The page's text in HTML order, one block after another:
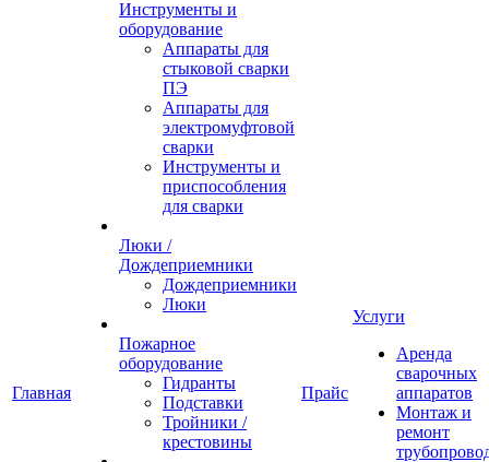
Главная
Инструменты и
оборудование
Аппараты для
стыковой сварки
ПЭ
Аппараты для
электромуфтовой
сварки
Инструменты и
приспособления
для сварки
Люки /
Дождеприемники
Дождеприемники
Люки
Пожарное
оборудование
Гидранты
Подставки
Тройники /
крестовины
Прайс
Услуги
Аренда
сварочных
аппаратов
Монтаж и
ремонт